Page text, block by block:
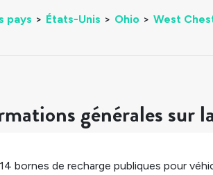
pays > États-Unis > Ohio > West
générales sur
14 bornes de recharge publiques pour